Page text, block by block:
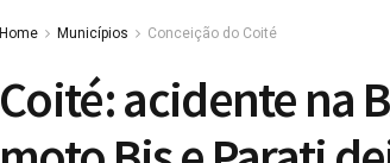
Home Municípios Conceição do Coité
Coité: acidente na